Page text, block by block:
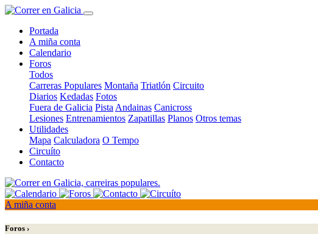
Portada
A miña conta
Calendario
Foros
Todos
Carreras Populares Montaña Triatlón Circuito
Diarios Kedadas Fotos
Fuera de Galicia Pista Andainas Canicross
Lesiones Entrenamientos Zapatillas Planos Otros temas
Utilidades
Mapa Calculadora O Tempo
Circuíto
Contacto
A miña conta
Foros ›